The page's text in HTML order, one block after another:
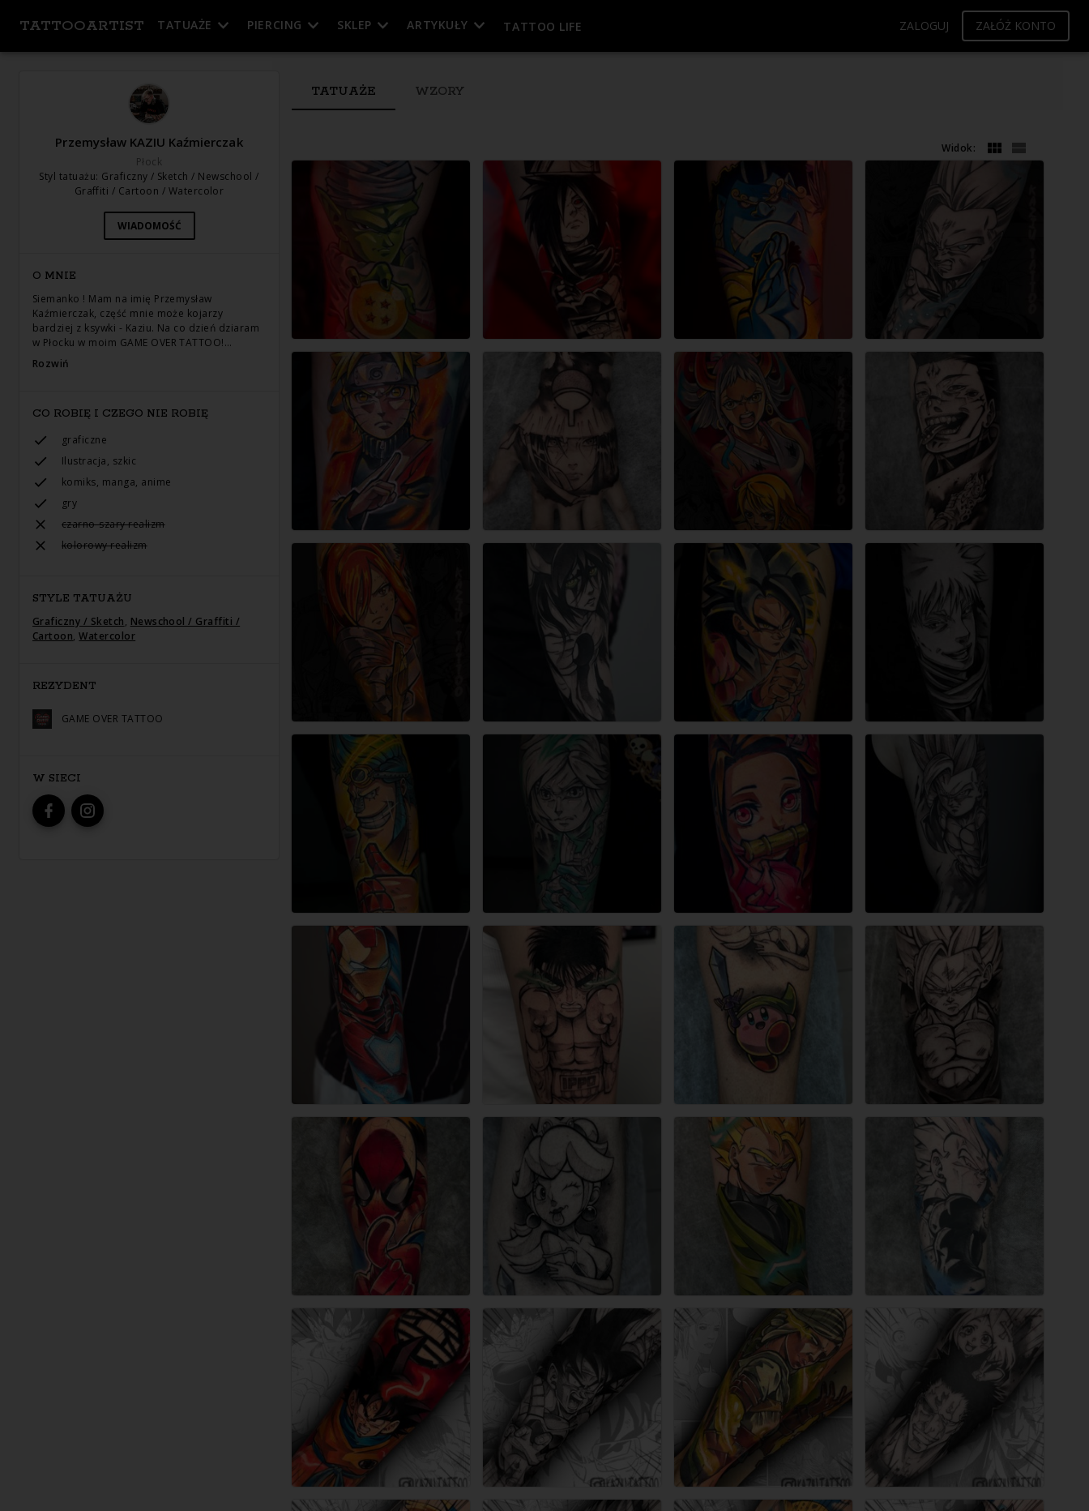
TATTOOARTIST TATUAŻE PIERCING SKLEP ARTYKUŁY TATTOO LIFE ZALOGUJ ZAŁÓŻ KONTO
Przemysław KAZIU Kaźmierczak
Płock
Styl tatuażu: Graficzny / Sketch / Newschool /
Graffiti / Cartoon / Watercolor
WIADOMOŚĆ
O MNIE
Siemanko ! Mam na imię Przemysław
Kaźmierczak, część mnie może kojarzy
bardziej z ksywki - Kaziu. Na co dzień dziaram
w Płocku w moim GAME OVER TATTOO!…
Rozwiń
CO ROBIĘ I CZEGO NIE ROBIĘ
graficzne
Ilustracja, szkic
komiks, manga, anime
gry
czarno-szary realizm
kolorowy realizm
STYLE TATUAŻU
Graficzny / Sketch, Newschool / Graffiti /
Cartoon,Watercolor
REZYDENT
GAME OVER TATTOO
W SIECI
TATUAŻE WZORY
Widok: